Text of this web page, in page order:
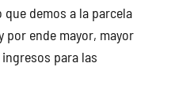
que demos a la parcela
ende mayor, mayor
para las